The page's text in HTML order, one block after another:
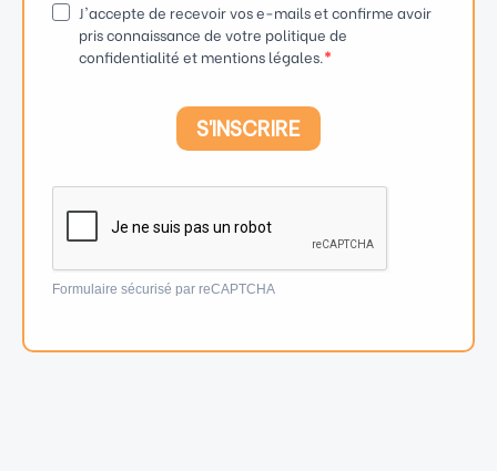
J'accepte de recevoir vos e-mails et confirme avoir
pris connaissance de votre politique de
confidentialité et mentions légales.
S'INSCRIRE
Formulaire sécurisé par reCAPTCHA